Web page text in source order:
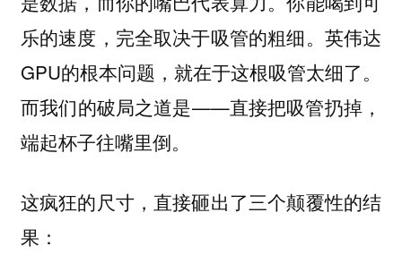
乐的速度，完全取决于吸管的粗细。英伟达
GPU的根本问题，就在于这根吸管太细了。
而我们的破局之道是——直接把吸管扔掉，
端起杯子往嘴里倒。
这疯狂的尺寸，直接砸出了三个颠覆性的结
果：